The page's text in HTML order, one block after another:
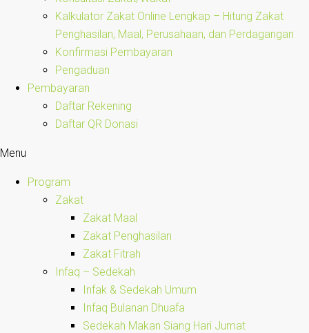
Kalkulator Zakat Online Lengkap – Hitung Zakat
Penghasilan, Maal, Perusahaan, dan Perdagangan
Konfirmasi Pembayaran
Pengaduan
Pembayaran
Daftar Rekening
Daftar QR Donasi
Menu
Program
Zakat
Zakat Maal
Zakat Penghasilan
Zakat Fitrah
Infaq – Sedekah
Infak & Sedekah Umum
Infaq Bulanan Dhuafa
Sedekah Makan Siang Hari Jumat